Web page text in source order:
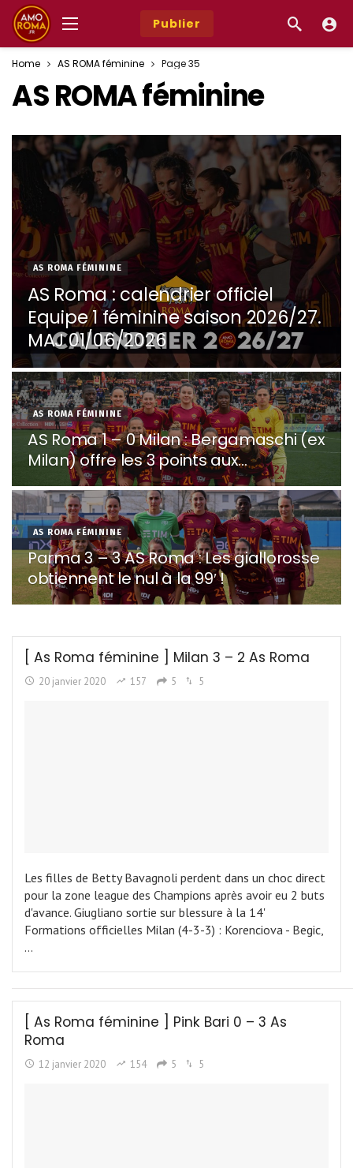
Publier
Home AS ROMA féminine Page 35
AS ROMA féminine
AS ROMA FÉMININE
AS Roma : calendrier officiel
Equipe 1 féminine saison 2026/27.
MAJ 01/06/2026
AS ROMA FÉMININE
AS Roma 1 – 0 Milan : Bergamaschi (ex
Milan) offre les 3 points aux
giallorosse !
AS ROMA FÉMININE
Parma 3 – 3 AS Roma : Les giallorosse
obtiennent le nul à la 99′ !
[ As Roma féminine ] Milan 3 – 2 As Roma
20 janvier 2020 157 5 5
Les filles de Betty Bavagnoli perdent dans un choc direct
pour la zone league des Champions après avoir eu 2 buts
d'avance. Giugliano sortie sur blessure à la 14'
Formations officielles Milan (4-3-3) : Korenciova - Begic,
…
[ As Roma féminine ] Pink Bari 0 – 3 As
Roma
12 janvier 2020 154 5 5